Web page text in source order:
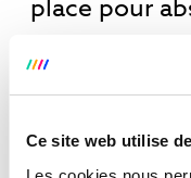
Ce site web utilise
place pour
et garantir